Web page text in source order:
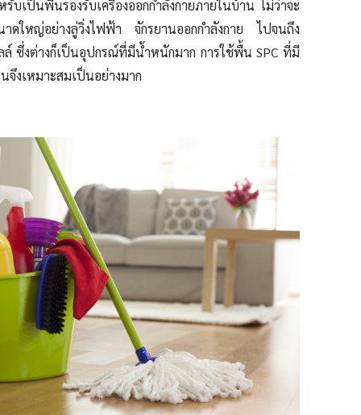
บเป็นพื้นรองรับเครื่องออกกำลังกายภายในบ้าน ไม่ว่าจะ
นาดใหญ่อย่างลู่วิ่งไฟฟ้า จักรยานออกกำลังกาย ไปจนถึง
ล์ ซึ่งต่างก็เป็นอุปกรณ์ที่มีน้ำหนักมาก การใช้พื้น SPC ที่มี
งเหมาะสมเป็นอย่างมาก